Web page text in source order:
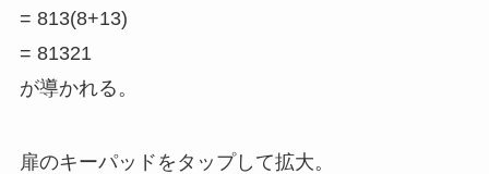
= 813(8+13)
= 81321
が導かれる。
扉のキーパッドをタップして拡大。